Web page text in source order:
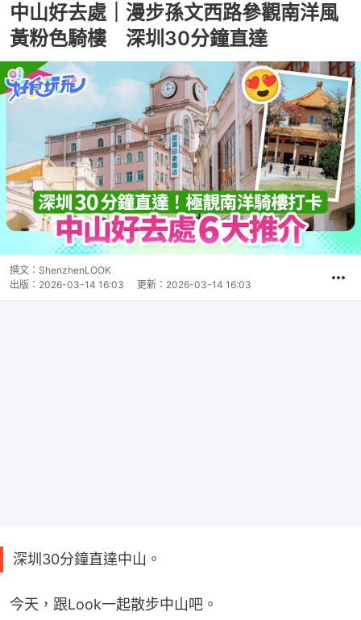
中山好去處｜漫步孫文西路參觀南洋風
黃粉色騎樓 深圳30分鐘直達
撰文： ShenzhenLOOK
出版： 2026-03-14 16:03 更新： 2026-03-14 16:03
深圳30分鐘直達中山。
今天，跟Look一起散步中山吧。